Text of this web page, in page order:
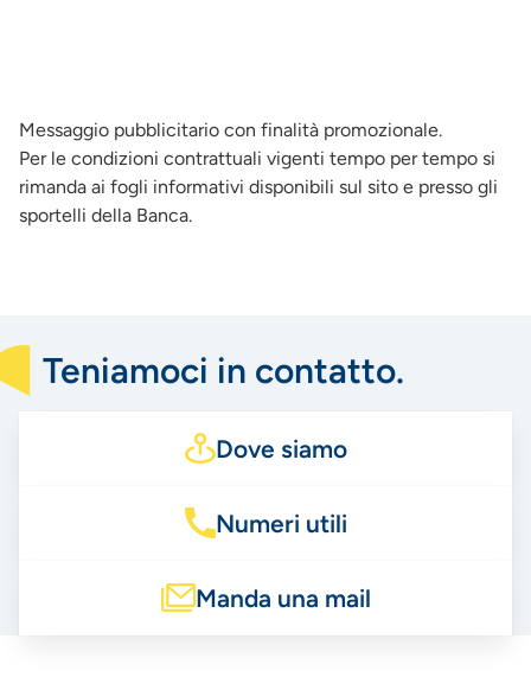
Messaggio pubblicitario con finalità promozionale.
Per le condizioni contrattuali vigenti tempo per tempo si
rimanda ai fogli informativi disponibili sul sito e presso gli
sportelli della Banca.
Teniamoci in contatto.
Dove siamo
Numeri utili
Manda una mail